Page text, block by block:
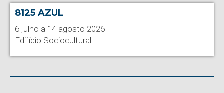
8125 AZUL
6 julho a 14 agosto 2026
Edifício Sociocultural